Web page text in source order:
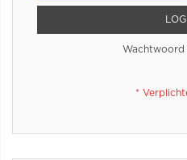
Wachtwoord